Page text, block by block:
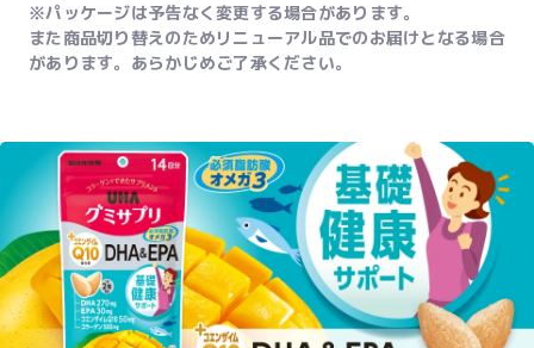
※パッケージは予告なく変更する場合があります。
また商品切り替えのためリニューアル品でのお届けとなる場合
があります。あらかじめご了承ください。